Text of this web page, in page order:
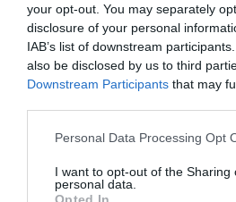
your opt-out. You may separately
disclosure of your personal
IAB’s list of downstream
also be disclosed by us to third
Downstream Participants that may
Personal Data Processing Opt
I want to opt-out of the Sharing
personal data.
Opted In
PUBLICITÉ